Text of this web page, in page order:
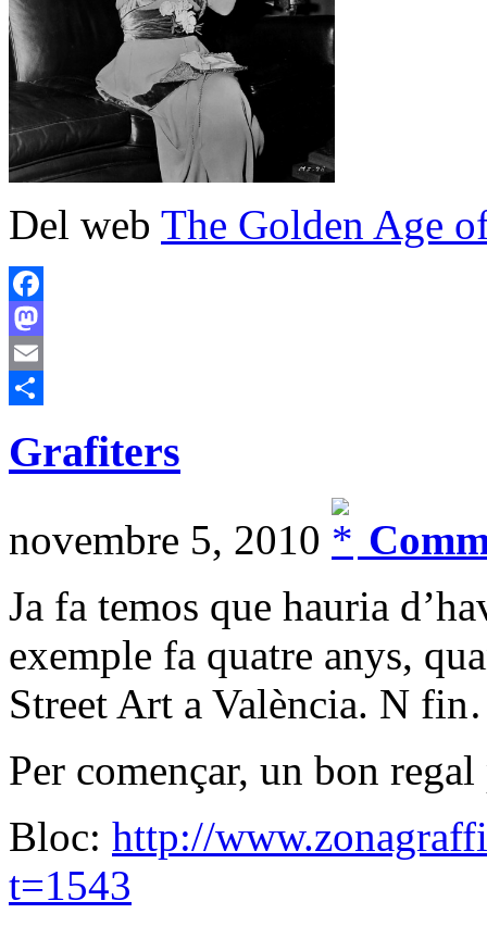
Del web The Golden Age
Facebook
Mastodon
Email
Grafiters
novembre 5, 2010
Ja fa temos que hauria
exemple fa quatre anys,
Street Art a València. N
Per començar, un bon
Bloc: http://
t=1543